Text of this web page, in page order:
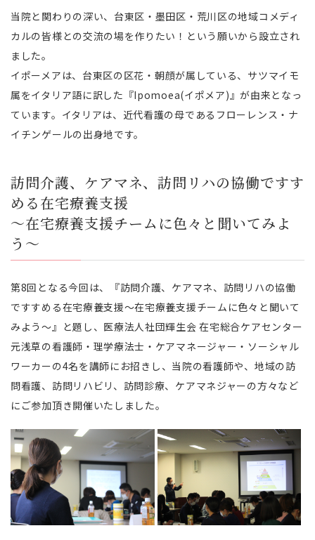
当院と関わりの深い、台東区・墨田区・荒川区の地域コメディ
カルの皆様との交流の場を作りたい！という願いから設立され
ました。
イポーメアは、 台東区の区花・朝顔が属している、サツマイモ
属をイタリア語に訳した『Ipomoea(イポメア)』が由来となっ
ています。イタリアは、近代看護の母であるフローレンス・ナ
イチンゲールの出身地です。
訪問介護、ケアマネ、訪問リハの協働ですす
める在宅療養支援
～在宅療養支援チームに色々と聞いてみよ
う～
第8回となる今回は、『訪問介護、ケアマネ、訪問リハの協働
ですすめる在宅療養支援～在宅療養支援チームに色々と聞いて
みよう～』と題し、医療法人社団輝生会 在宅総合ケアセンター
元浅草の看護師・理学療法士・ケアマネージャー・ソーシャル
ワーカーの4名を講師にお招きし、当院の看護師や、地域の訪
問看護、訪問リハビリ、訪問診療、ケアマネジャーの方々など
にご参加頂き開催いたしました。